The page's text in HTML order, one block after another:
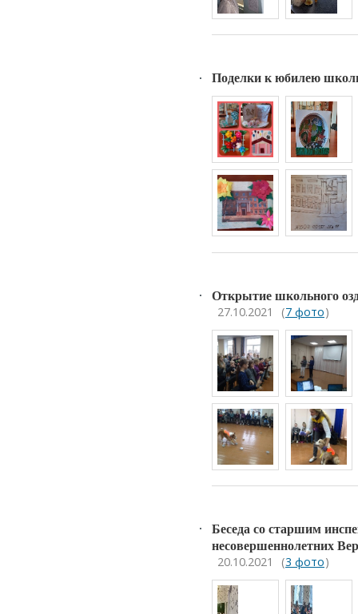
Поделки к юбилею
Открытие школьного
27.10.2021 (7 фото)
Беседа со старшим
несовершеннолетних
20.10.2021 (3 фото)